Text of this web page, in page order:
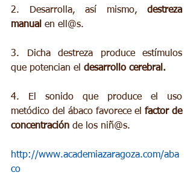
2. Desarrolla, así mismo, destreza
manual en ell@s.
3. Dicha destreza produce estímulos
que potencian el desarrollo cerebral.
4. El sonido que produce el uso
metódico del ábaco favorece el factor de
concentración de los niñ@s.
http://www.academiazaragoza.com/aba
co